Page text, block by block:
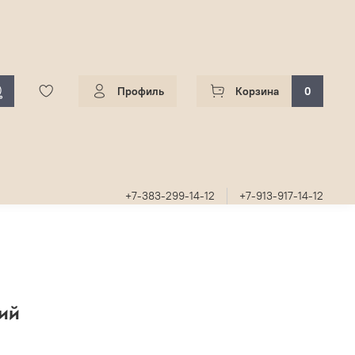
Профиль Корзина 0
+7-383-299-14-12 +7-913-917-14-12